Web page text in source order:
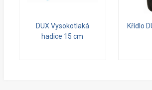
DUX Vysokotlaká
hadice 15 cm
Křídlo